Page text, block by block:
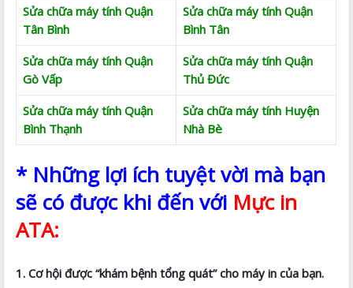
Sửa chữa máy tính Quận
Tân Bình
Sửa chữa máy tính Quận
Bình Tân
Sửa chữa máy tính Quận
Gò Vấp
Sửa chữa máy tính Quận
Thủ Đức
Sửa chữa máy tính Quận
Bình Thạnh
Sửa chữa máy tính Huyện
Nhà Bè
* Những lợi ích tuyệt vời mà bạn
sẽ có được khi đến với Mực in
ATA:
1. Cơ hội được “khám bệnh tổng quát” cho máy in của bạn.